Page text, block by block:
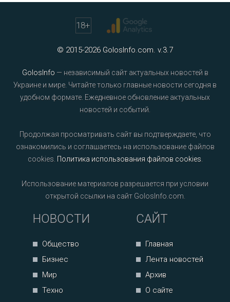
18+
© 2015-2026 GolosInfo.com. v.3.7
GolosInfo — независимый сайт актуальных новостей в
Украине и мире. Читайте только главные новости сегодня в
удобном формате. Ежедневное обновление актуальных
новостей и событий.
Продолжая просматривать сайт вы подтверждаете, что
ознакомились и соглашаетесь на использование файлов
cookies. Политика использования файлов cookies
Использование материалов разрешается при условии
открытой ссылки на сайт GolosInfo.com.
НОВОСТИ
Общество
Бизнес
Мир
Техно
САЙТ
Главная
Лента новостей
Архив
О сайте